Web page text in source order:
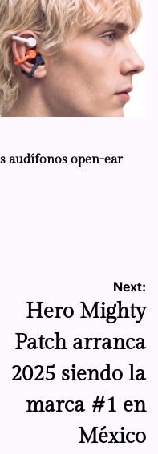
audífonos open-ear
Next:
Hero Mighty
Patch arranca
2025 siendo la
marca #1 en
México